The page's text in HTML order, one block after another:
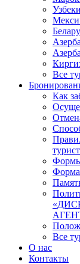
Все
Как
Формы
Форма
Все
О нас
Контакты